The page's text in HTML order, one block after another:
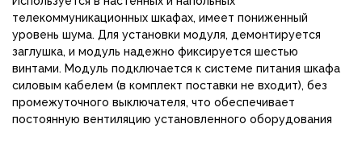
телекоммуникационных шкафах, имеет пониженный
уровень шума. Для установки модуля, демонтируется
заглушка, и модуль надежно фиксируется шестью
винтами. Модуль подключается к системе питания шкафа
силовым кабелем (в комплект поставки не входит), без
промежуточного выключателя, что обеспечивает
постоянную вентиляцию установленного оборудования